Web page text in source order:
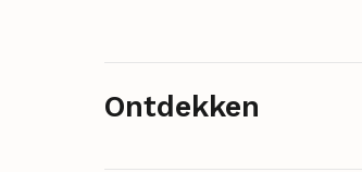
Ontdekken